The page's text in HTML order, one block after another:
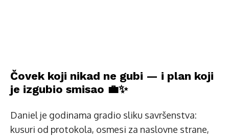
Čovek koji nikad ne gubi — i plan koji
je izgubio smisao 💼✨
Daniel je godinama gradio sliku savršenstva:
kusuri od protokola, osmesi za naslovne strane,